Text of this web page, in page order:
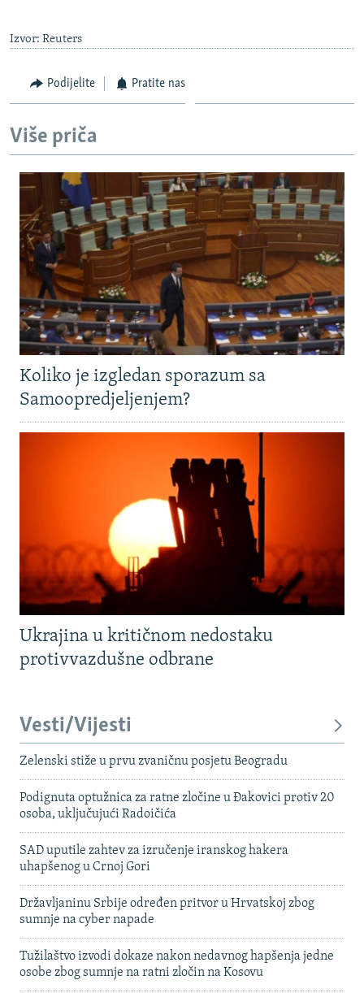
Izvor: Reuters
Podijelite Pratite nas
Više priča
Koliko je izgledan sporazum sa
Samoopredjeljenjem?
Ukrajina u kritičnom nedostaku
protivvazdušne odbrane
Vesti/Vijesti
Zelenski stiže u prvu zvaničnu posjetu Beogradu
Podignuta optužnica za ratne zločine u Đakovici protiv 20
osoba, uključujući Radoičića
SAD uputile zahtev za izručenje iranskog hakera
uhapšenog u Crnoj Gori
Državljaninu Srbije određen pritvor u Hrvatskoj zbog
sumnje na cyber napade
Tužilaštvo izvodi dokaze nakon nedavnog hapšenja jedne
osobe zbog sumnje na ratni zločin na Kosovu